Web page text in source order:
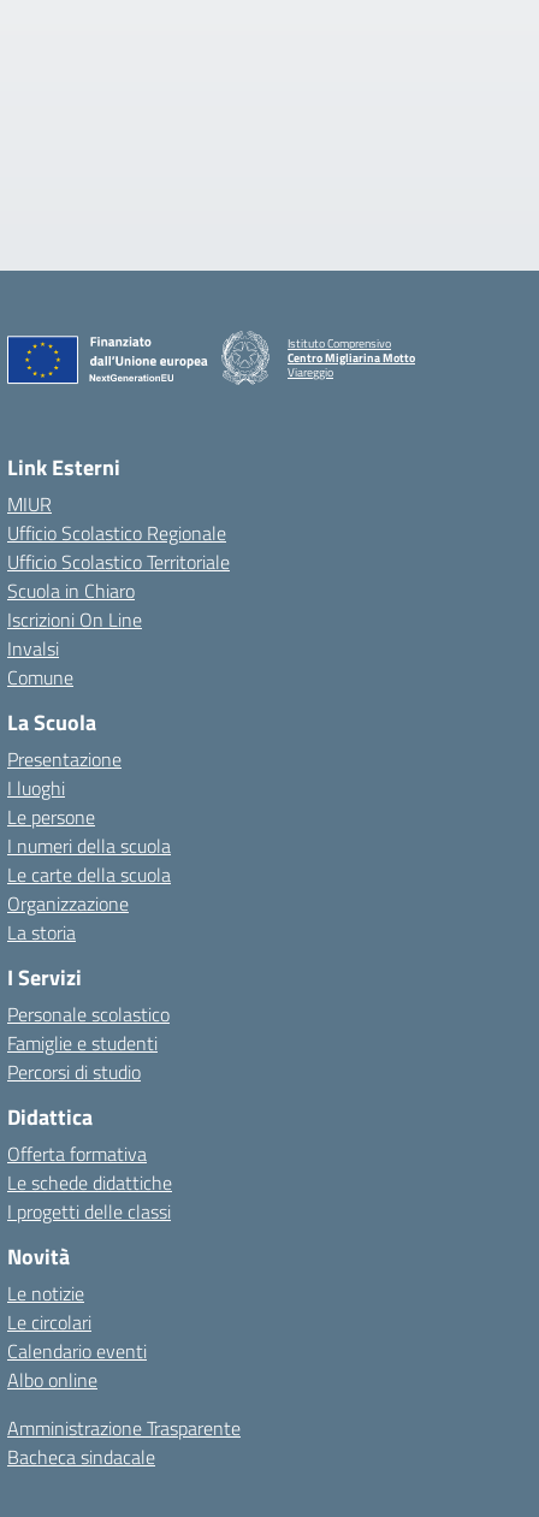
Istituto Comprensivo
Centro Migliarina Motto
Viareggio
Link Esterni
MIUR
Ufficio Scolastico Regionale
Ufficio Scolastico Territoriale
Scuola in Chiaro
Iscrizioni On Line
Invalsi
Comune
La Scuola
Presentazione
I luoghi
Le persone
I numeri della scuola
Le carte della scuola
Organizzazione
La storia
I Servizi
Personale scolastico
Famiglie e studenti
Percorsi di studio
Didattica
Offerta formativa
Le schede didattiche
I progetti delle classi
Novità
Le notizie
Le circolari
Calendario eventi
Albo online
Amministrazione Trasparente
Bacheca sindacale